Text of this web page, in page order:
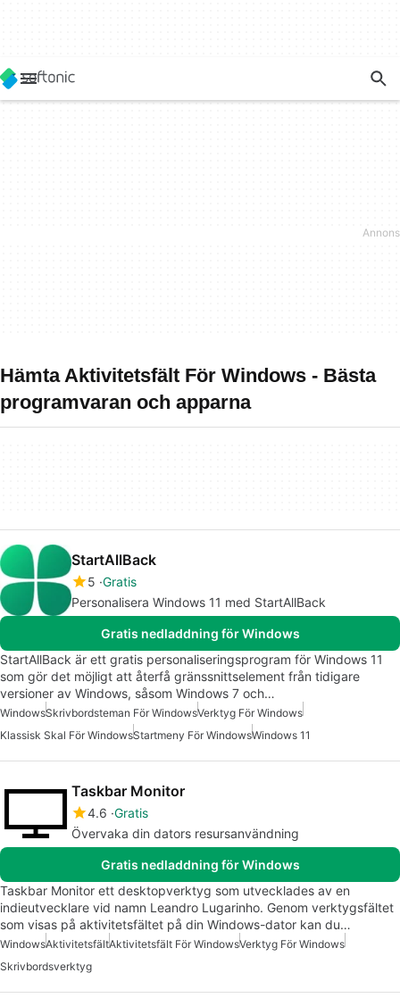
Hämta Aktivitetsfält För Windows - Bästa
programvaran och apparna
StartAllBack
5 Gratis
Personalisera Windows 11 med StartAllBack
Gratis nedladdning för Windows
StartAllBack är ett gratis personaliseringsprogram för Windows 11
som gör det möjligt att återfå gränssnittselement från tidigare
versioner av Windows, såsom Windows 7 och…
WindowsSkrivbordsteman För WindowsVerktyg För Windows
Klassisk Skal För WindowsStartmeny För WindowsWindows 11
Taskbar Monitor
4.6 Gratis
Övervaka din dators resursanvändning
Gratis nedladdning för Windows
Taskbar Monitor ett desktopverktyg som utvecklades av en
indieutvecklare vid namn Leandro Lugarinho. Genom verktygsfältet
som visas på aktivitetsfältet på din Windows-dator kan du…
WindowsAktivitetsfältAktivitetsfält För WindowsVerktyg För Windows
Skrivbordsverktyg